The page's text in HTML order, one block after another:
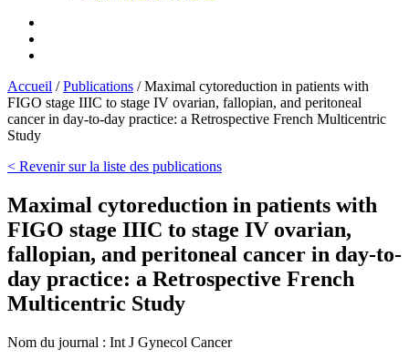
Accueil /Publications /Maximal cytoreduction in patients with
FIGO stage IIIC to stage IV ovarian, fallopian, and peritoneal
cancer in day-to-day practice: a Retrospective French Multicentric
Study
< Revenir sur la liste des publications
Maximal cytoreduction in patients with
FIGO stage IIIC to stage IV ovarian,
fallopian, and peritoneal cancer in day-to-
day practice: a Retrospective French
Multicentric Study
Nom du journal : Int J Gynecol Cancer